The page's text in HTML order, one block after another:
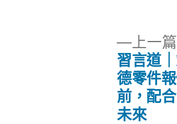
上一
習言道
德零件
前，配
未來